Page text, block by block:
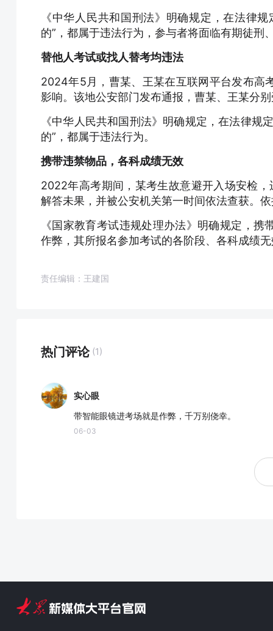
《中华人民共和国刑法》明确规定，在法律
的”，都属于违法行为，参与者将面临有期徒刑
替他人考试或找人替考均违法
2024年5月，曹某、王某在互联网平台发布高
影响。该地公安部门发布通报，曹某、王某分
《中华人民共和国刑法》明确规定，在法律规
的”，都属于违法行为。
携带违禁物品，各科成绩无效
2022年高考期间，某考生故意避开入场安检
解答未果，并被公安机关第一时间依法查获。
《国家教育考试违规处理办法》明确规定，
作弊，其所报名参加考试的各阶段、各科成绩
责任编辑：王建国
热门评论 (1)
实心眼
带智能眼镜进考场就是作弊，千万别侥幸。
06-03